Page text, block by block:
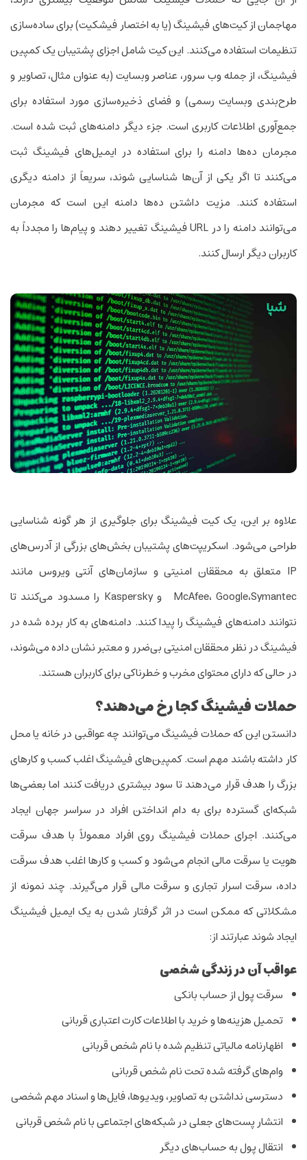
مهاجمان از کیت‌های فیشینگ (یا به اختصار فیشکیت) برای ساده‌سازی
تنظیمات استفاده می‌کنند. این کیت شامل اجزای پشتیبان یک کمپین
فیشینگ، از جمله وب سرور، عناصر وبسایت (به عنوان مثال، تصاویر و
طرح‌بندی وبسایت رسمی) و فضای ذخیره‌سازی مورد استفاده برای
جمع‌آوری اطلاعات کاربری است. جزء دیگر دامنه‌های ثبت شده است.
مجرمان ده‌ها دامنه را برای استفاده در ‌ایمیل‌های فیشینگ ثبت
می‌کنند تا اگر یکی از آن‌ها شناسایی شوند، سریعاً از دامنه دیگری
استفاده کنند. مزیت داشتن ده‌ها دامنه این است که مجرمان
می‌توانند دامنه را در URL فیشینگ تغییر دهند و پیام‌ها را مجدداً به
کاربران دیگر ارسال کنند.
علاوه بر این، یک کیت فیشینگ برای جلوگیری از هر گونه شناسایی
طراحی می‌شود. اسکریپت‌های پشتیبان بخش‌های بزرگی از آدرس‌های
IP متعلق به محققان امنیتی و سازمان‌های آنتی ویروس مانند
McAfee، Google،Symantec و Kaspersky را مسدود می‌کنند تا
نتوانند دامنه‌های فیشینگ را پیدا کنند. دامنه‌های به کار برده شده در
فیشینگ در نظر محققان امنیتی بی‌ضرر و معتبر نشان داده می‌شوند،
در حالی که دارای محتوای مخرب و خطرناکی برای کاربران هستند.
حملات فیشینگ کجا رخ می‌دهند؟
دانستن این که حملات فیشینگ می‌توانند چه عواقبی در خانه یا محل
کار داشته باشند مهم است. کمپین‌های فیشینگ اغلب کسب و کار‌های
بزرگ را هدف قرار می‌دهند تا سود بیشتری دریافت کنند اما بعضی‌ها
شبکه‌ای گسترده برای به دام انداختن افراد در سراسر جهان ایجاد
می‌کنند. اجرای حملات فیشینگ روی افراد معمولاً با هدف سرقت
هویت یا سرقت مالی انجام می‌شود و کسب و کار‌ها اغلب هدف سرقت
داده، سرقت اسرار تجاری و سرقت مالی قرار می‌گیرند. چند نمونه از
مشکلاتی که ممکن است در اثر گرفتار شدن به یک ‌ایمیل فیشینگ
ایجاد شوند عبارتند از:
عواقب آن در زندگی شخصی
سرقت پول از حساب بانکی
تحمیل هزینه‌ها و خرید با اطلاعات کارت اعتباری قربانی
اظهارنامه مالیاتی تنظیم شده با نام شخص قربانی
وام‌های گرفته شده تحت نام شخص قربانی
دسترسی نداشتن به تصاویر، ویدیو‌ها، فایل‌ها و اسناد مهم شخصی
انتشار پست‌های جعلی در شبکه‌های اجتماعی با نام شخص قربانی
انتقال پول به حساب‌های دیگر